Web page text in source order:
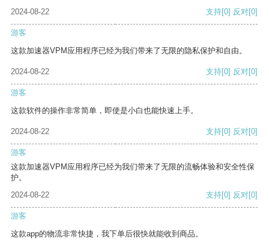
2024-08-22 支持[0] 反对[0]
游客
这款加速器VPM应用程序已经为我们带来了无限的隐私保护和自由。
2024-08-22 支持[0] 反对[0]
游客
这款软件的操作非常简单，即使是小白也能快速上手。
2024-08-22 支持[0] 反对[0]
游客
这款加速器VPM应用程序已经为我们带来了无限的流畅体验和安全性保
护。
2024-08-22
支持[0] 反对[0]
游客
这款app的物流非常快捷，我下单后很快就能收到商品。